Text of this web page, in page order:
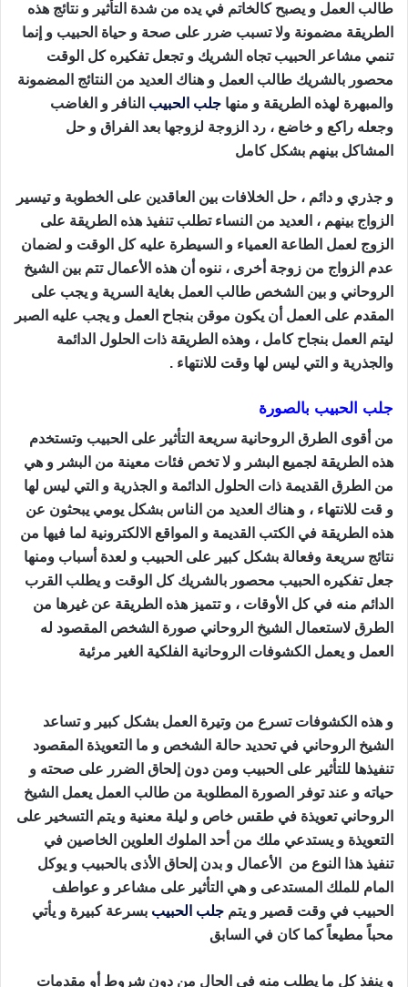
طالب العمل و يصبح كالخاتم في يده من شدة التأثير و نتائج هذه
الطريقة مضمونة ولا تسبب ضرر على صحة و حياة الحبيب و إنما
تنمي مشاعر الحبيب تجاه الشريك و تجعل تفكيره كل الوقت
محصور بالشريك طالب العمل و هناك العديد من النتائج المضمونة
والمبهرة لهذه الطريقة و منها جلب الحبيب النافر و الغاضب
وجعله راكع و خاضع ، رد الزوجة لزوجها بعد الفراق و حل
المشاكل بينهم بشكل كامل
و جذري و دائم ، حل الخلافات بين العاقدين على الخطوبة و تيسير
الزواج بينهم ، العديد من النساء تطلب تنفيذ هذه الطريقة على
الزوج لعمل الطاعة العمياء و السيطرة عليه كل الوقت و لضمان
عدم الزواج من زوجة أخرى ، ننوه أن هذه الأعمال تتم بين الشيخ
الروحاني و بين الشخص طالب العمل بغاية السرية و يجب على
المقدم على العمل أن يكون موقن بنجاح العمل و يجب عليه الصبر
ليتم العمل بنجاح كامل ، وهذه الطريقة ذات الحلول الدائمة
والجذرية و التي ليس لها وقت للانتهاء .
جلب الحبيب بالصورة
من أقوى الطرق الروحانية سريعة التأثير على الحبيب وتستخدم
هذه الطريقة لجميع البشر و لا تخص فئات معينة من البشر و هي
من الطرق القديمة ذات الحلول الدائمة و الجذرية و التي ليس لها
و قت للانتهاء ، و هناك العديد من الناس بشكل يومي يبحثون عن
هذه الطريقة في الكتب القديمة و المواقع الالكترونية لما فيها من
نتائج سريعة وفعالة بشكل كبير على الحبيب و لعدة أسباب ومنها
جعل تفكيره الحبيب محصور بالشريك كل الوقت و يطلب القرب
الدائم منه في كل الأوقات ، و تتميز هذه الطريقة عن غيرها من
الطرق لاستعمال الشيخ الروحاني صورة الشخص المقصود له
العمل و يعمل الكشوفات الروحانية الفلكية الغير مرئية
و هذه الكشوفات تسرع من وتيرة العمل بشكل كبير و تساعد
الشيخ الروحاني في تحديد حالة الشخص و ما التعويذة المقصود
تنفيذها للتأثير على الحبيب ومن دون إلحاق الضرر على صحته و
حياته و عند توفر الصورة المطلوبة من طالب العمل يعمل الشيخ
الروحاني تعويذة في طقس خاص و ليلة معنية و يتم التسخير على
التعويذة و يستدعي ملك من أحد الملوك العلوين الخاصين في
تنفيذ هذا النوع من الأعمال و بدن إلحاق الأذى بالحبيب و يوكل
المام للملك المستدعى و هي التأثير على مشاعر و عواطف
الحبيب في وقت قصير و يتم جلب الحبيب بسرعة كبيرة و يأتي
محباً مطيعاً كما كان في السابق
و ينفذ كل ما يطلب منه في الحال من دون شروط أو مقدمات